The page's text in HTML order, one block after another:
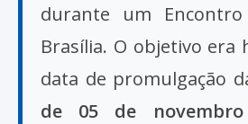
durante um
Brasília. O objetivo era
data de promulgação
de 05 de